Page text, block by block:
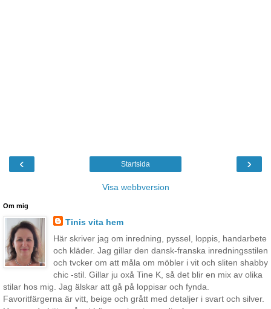
‹ ›
Startsida
Visa webbversion
Om mig
Tinis vita hem
Här skriver jag om inredning, pyssel, loppis, handarbete
och kläder. Jag gillar den dansk-franska inredningsstilen
och tvcker om att måla om möbler i vit och sliten shabby
chic -stil. Gillar ju oxå Tine K, så det blir en mix av olika
stilar hos mig. Jag älskar att gå på loppisar och fynda.
Favoritfärgerna är vitt, beige och grått med detaljer i svart och silver.